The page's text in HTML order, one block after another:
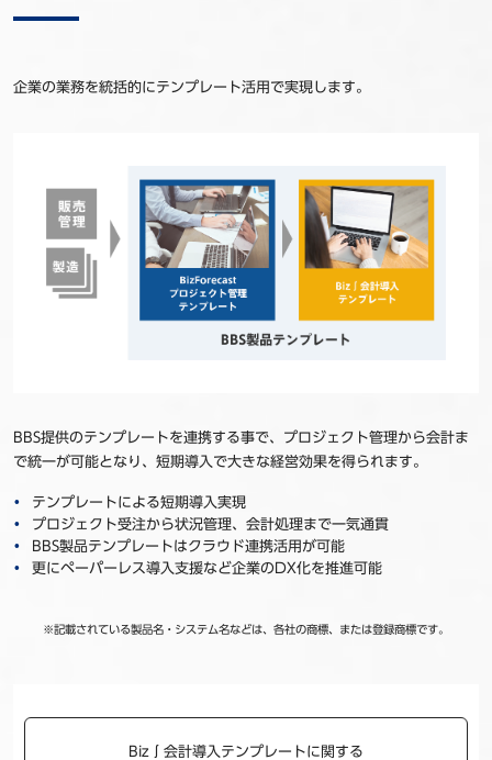
企業の業務を統括的にテンプレート活用で実現します。
BBS提供のテンプレートを連携する事で、プロジェクト管理から会計ま
で統一が可能となり、短期導入で大きな経営効果を得られます。
テンプレートによる短期導入実現
プロジェクト受注から状況管理、会計処理まで一気通貫
BBS製品テンプレートはクラウド連携活用が可能
更にペーパーレス導入支援など企業のDX化を推進可能
※記載されている製品名・システム名などは、各社の商標、または登録商標です。
Biz∫会計導入テンプレートに関する